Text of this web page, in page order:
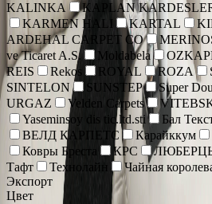
KALINKA
KAPLAN
KARMEN HALI
KARTAL
ARDEHAL CARPET CO
ve Ticaret A.S.
Moldabela
REIS
Rekos ROYAL ROZA
SINTELON
SUNSTEP
Super
URGAZ
Velden Carpets
Yaseminsoy dis tic.ltd.sti
Бал
ВЕЛД КАРПЕТС
Карайккум
Ковры Бреста
КРС
Тафт
Технолайн Чайная
Экспорт
Цвет